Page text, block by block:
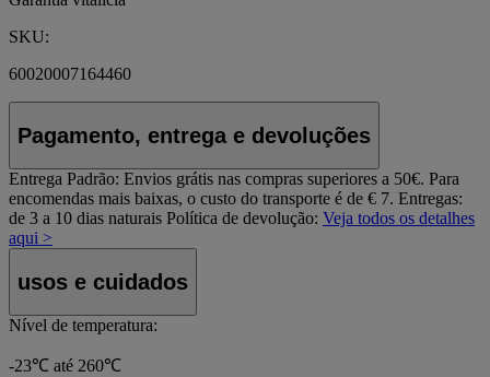
SKU:
60020007164460
Pagamento, entrega e devoluções
Entrega Padrão: Envios grátis nas compras superiores a 50€. Para
encomendas mais baixas, o custo do transporte é de € 7. Entregas:
de 3 a 10 dias naturais Política de devolução: Veja todos os detalhes
aqui >
usos e cuidados
Nível de temperatura:
-23℃ até 260℃